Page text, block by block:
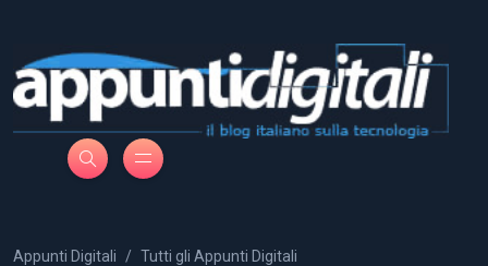
Appunti Digitali
Tutti gli Appunti Digitali